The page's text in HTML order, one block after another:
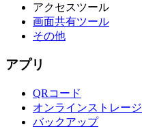
アクセスツール
画面共有ツール
その他
アプリ
QRコード
オンラインストレージ
バックアップ